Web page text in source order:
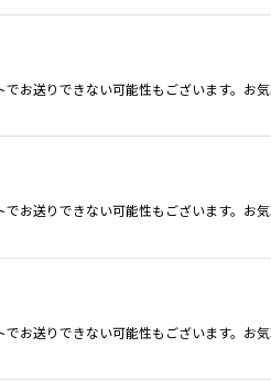
お送りできない可能性もございます。お
お送りできない可能性もございます。お
お送りできない可能性もございます。お